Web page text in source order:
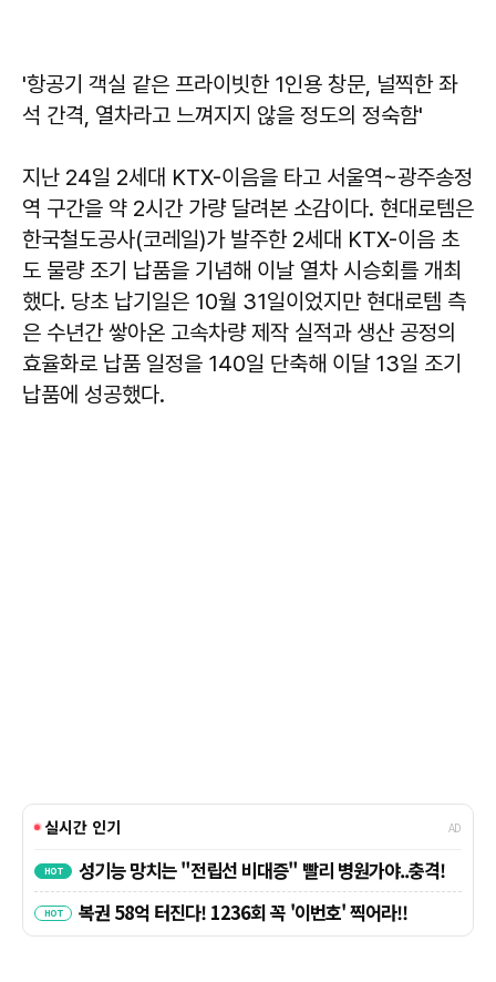
'항공기 객실 같은 프라이빗한 1인용 창문, 널찍한 좌
석 간격, 열차라고 느껴지지 않을 정도의 정숙함'
지난 24일 2세대 KTX-이음을 타고 서울역~광주송정
역 구간을 약 2시간 가량 달려본 소감이다. 현대로템은
한국철도공사(코레일)가 발주한 2세대 KTX-이음 초
도 물량 조기 납품을 기념해 이날 열차 시승회를 개최
했다. 당초 납기일은 10월 31일이었지만 현대로템 측
은 수년간 쌓아온 고속차량 제작 실적과 생산 공정의
효율화로 납품 일정을 140일 단축해 이달 13일 조기
납품에 성공했다.